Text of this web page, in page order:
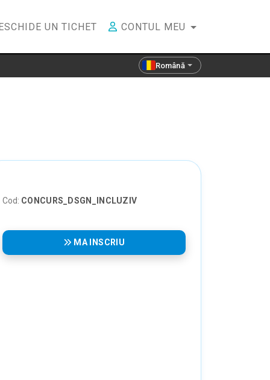
UN TICHET CONTUL MEU
Română
Cod: CONCURS_DSGN_INCLUZIV
MA INSCRIU